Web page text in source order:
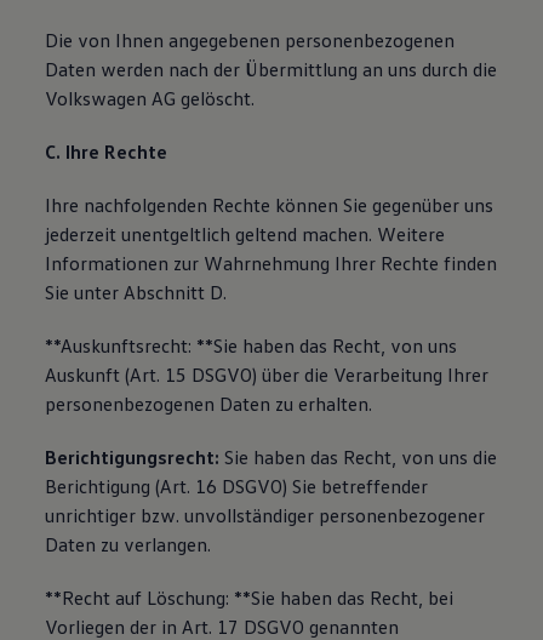
Die von Ihnen angegebenen personenbezogenen
Daten werden nach der Übermittlung an uns durch die
Volkswagen AG gelöscht.
C. Ihre Rechte
Ihre nachfolgenden Rechte können Sie gegenüber uns
jederzeit unentgeltlich geltend machen. Weitere
Informationen zur Wahrnehmung Ihrer Rechte finden
Sie unter Abschnitt D.
**Auskunftsrecht: **Sie haben das Recht, von uns
Auskunft (Art. 15 DSGVO) über die Verarbeitung Ihrer
personenbezogenen Daten zu erhalten.
Berichtigungsrecht: Sie haben das Recht, von uns die
Berichtigung (Art. 16 DSGVO) Sie betreffender
unrichtiger bzw. unvollständiger personenbezogener
Daten zu verlangen.
**Recht auf Löschung: **Sie haben das Recht, bei
Vorliegen der in Art. 17 DSGVO genannten